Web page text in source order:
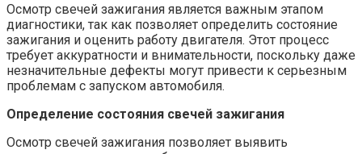
Осмотр свечей зажигания является важным этапом
диагностики, так как позволяет определить состояние
зажигания и оценить работу двигателя. Этот процесс
требует аккуратности и внимательности, поскольку даже
незначительные дефекты могут привести к серьезным
проблемам с запуском автомобиля.
Определение состояния свечей зажигания
Осмотр свечей зажигания позволяет выявить